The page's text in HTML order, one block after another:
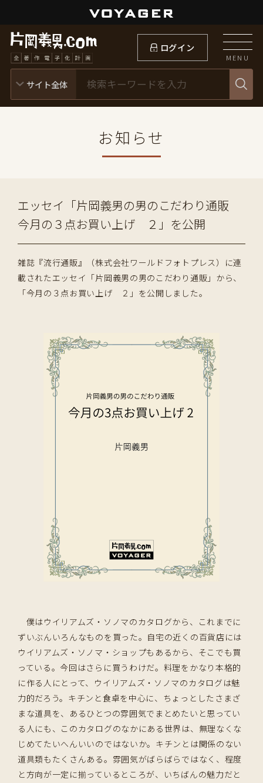
ログイン
MENU
お知らせ
エッセイ「片岡義男の男のこだわり通販
今月の３点お買い上げ ２」を公開
雑誌『流行通販』（株式会社ワールドフォトプレス）に連
載されたエッセイ「片岡義男の男のこだわり通販」から、
「今月の３点お買い上げ ２」を公開しました。
僕はウイリアムズ・ソノマのカタログから、これまでに
ずいぶんいろんなものを買った。自宅の近くの百貨店には
ウイリアムズ・ソノマ・ショップもあるから、そこでも買
っている。今回はさらに買うわけだ。料理をかなり本格的
に作る人にとって、ウイリアムズ・ソノマのカタログは魅
力的だろう。キチンと食卓を中心に、ちょっとしたさまざ
まな道具を、あるひとつの雰囲気でまとめたいと思ってい
る人にも、このカタログのなかにある世界は、無理なくな
じめてたいへんいいのではないか。キチンとは関係のない
道具類もたくさんある。雰囲気がばらばらではなく、程度
と方向が一定に揃っているところが、いちばんの魅力だと